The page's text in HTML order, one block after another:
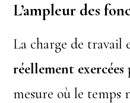
L’ampleur des
La charge de travail
réellement exercées
mesure où le temps